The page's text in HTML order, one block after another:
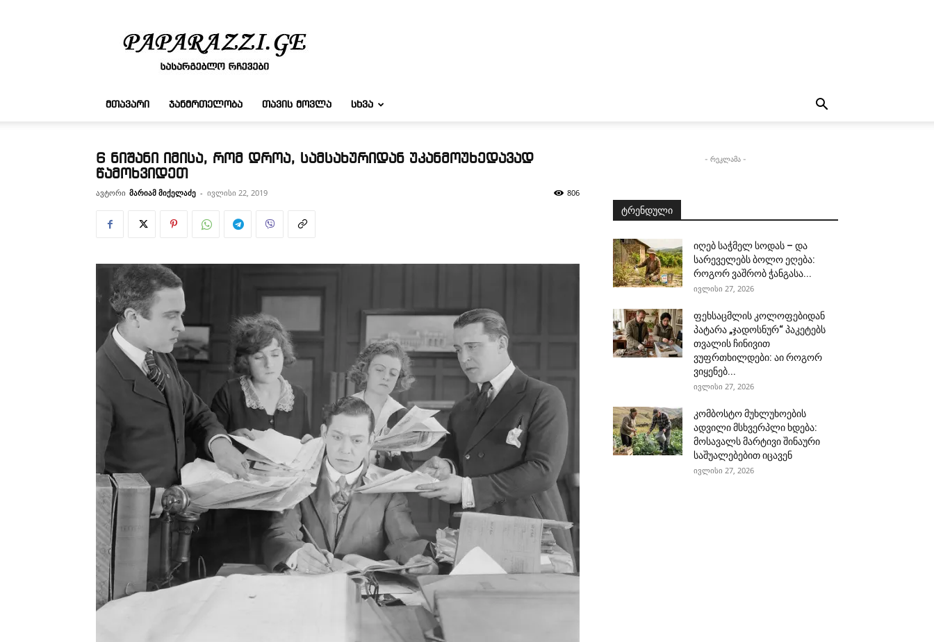
რჩევები
ᲛᲗᲐᲕᲐᲠᲘ ᲯᲐᲜᲛᲠᲗᲔᲚᲝᲑᲐ ᲗᲐᲕᲘᲡ ᲛᲝᲕᲚᲐ ᲡᲮᲕᲐ
6 ნიშანი იმისა, რომ დროა, სამსახურიდან უკანმოუხედავად
წამოხვიდეთ
ავტორი მარიამ მიქელაძე - ივლისი 22, 2019 806
- რეკლამა -
ტრენდული
იღებ საჭმელ სოდას – და
სარეველებს ბოლო ეღება:
როგორ ვაშრობ ჭანგასა...
ივლისი 27, 2026
ფეხსაცმლის კოლოფებიდან
პატარა „ჯადოსნურ“ პაკეტებს
თვალის ჩინივით
ვუფრთხილდები: აი როგორ
ვიყენებ...
ივლისი 27, 2026
კომბოსტო მუხლუხოების
ადვილი მსხვერპლი ხდება:
მოსავალს მარტივი შინაური
საშუალებებით იცავენ
ივლისი 27, 2026